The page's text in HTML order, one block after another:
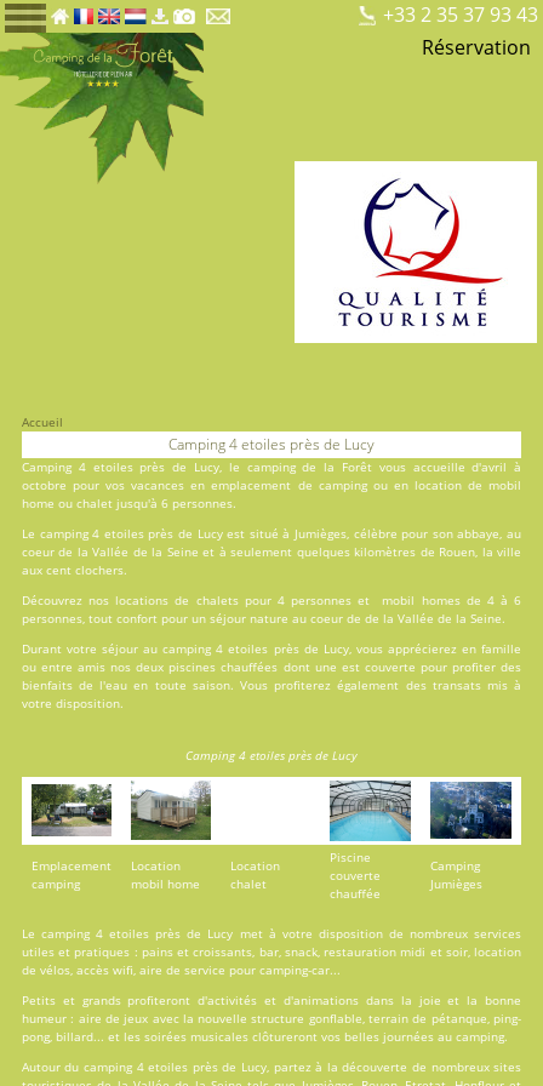
+33 2 35 37 93 43
Réservation
Accueil
Camping 4 etoiles près de Lucy
Camping 4 etoiles près de Lucy, le camping de la Forêtvous accueille d'avril à
octobre pour vos vacances enemplacement de campingou en locationde mobil
home ou chalet jusqu'à 6 personnes.
Le camping 4 etoiles près de Lucy est situé à Jumièges, célèbre pour son abbaye, au
coeur de la Vallée de la Seine et à seulement quelques kilomètres de Rouen, la ville
aux cent clochers.
Découvrez nos locations de chaletspour 4 personnes et mobil homesde 4 à 6
personnes, tout confort pour un séjour nature au coeur de de la Vallée de la Seine.
Durant votre séjour au camping 4 etoiles près de Lucy, vous apprécierez en famille
ou entre amis nos deux piscines chauffées dont une est couverte pour profiter des
bienfaits de l'eau en toute saison. Vous profiterez également des transats mis à
votre disposition.
Camping 4 etoiles près de Lucy
Emplacement
camping
Location
mobil home
Location
chalet
Piscine
couverte
chauffée
Camping
Jumièges
Le camping 4 etoiles près de Lucy met à votre disposition de nombreuxservices
utiles et pratiques : pains et croissants, bar, snack, restauration midi et soir, location
de vélos, accès wifi, aire de service pour camping-car...
Petits et grands profiteront d'activités et d'animations dans la joie et la bonne
humeur : aire de jeux avec la nouvelle structure gonflable, terrain de pétanque, ping-
pong, billard... et les soirées musicales clôtureront vos belles journées au camping.
Autour du camping 4 etoiles près de Lucy, partez à la découverte de nombreux sites